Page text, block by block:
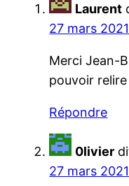
Laurent
27 mars
Merci Jean-
pouvoir
Répondre
0livier
27 mars